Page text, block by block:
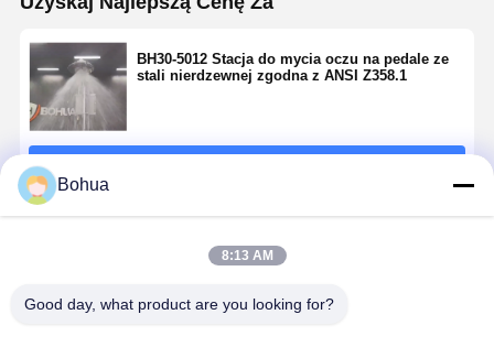
BH30-5012 Stacja do mycia oczu na pedale ze
stali nierdzewnej zgodna z ANSI Z358.1
Bohua
8:13 AM
Good day, what product are you looking for?